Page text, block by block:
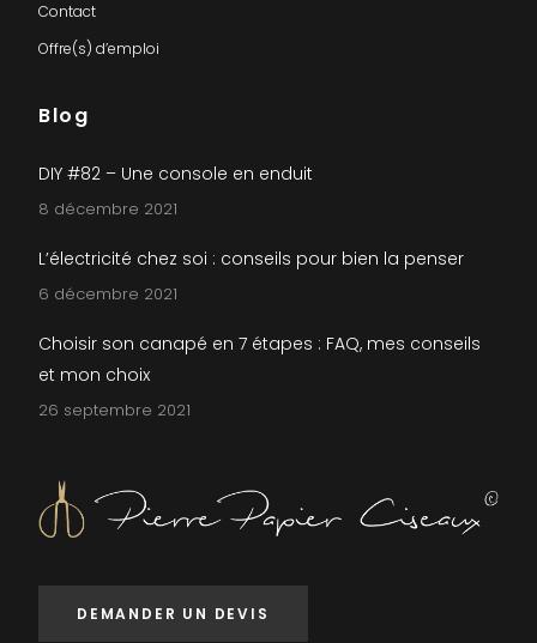
Contact
Offre(s) d’emploi
Blog
DIY #82 – Une console en enduit
8 décembre 2021
L’électricité chez soi : conseils pour bien la penser
6 décembre 2021
Choisir son canapé en 7 étapes : FAQ, mes conseils
et mon choix
26 septembre 2021
DEMANDER UN DEVIS